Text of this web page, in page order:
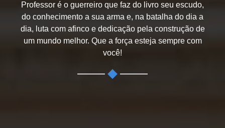
Professor é o guerreiro que faz do livro seu escudo,
do conhecimento a sua arma e, na batalha do dia a
dia, luta com afinco e dedicação pela construção de
um mundo melhor. Que a força esteja sempre com
você!